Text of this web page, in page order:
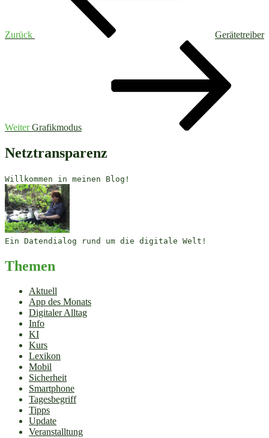
Zurück
Gerätetreiber
Weiter Grafikmodus
Netztransparenz
Willkommen in meinen Blog!
Ein Datendialog rund um die digitale Welt!
Themen
Aktuell
App des Monats
Digitaler Alltag
Info
KI
Kurs
Lexikon
Mobil
Sicherheit
Smartphone
Tagesbegriff
Tipps
Update
Veranstalltung